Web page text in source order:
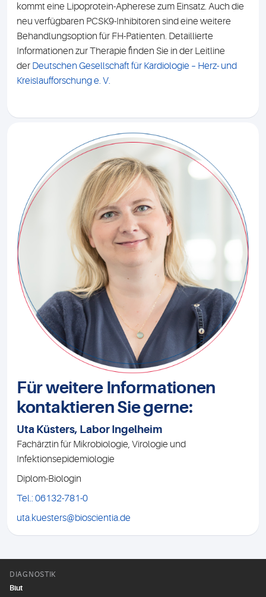
kommt eine Lipoprotein-Apherese zum Einsatz. Auch die
neu verfügbaren PCSK9-Inhibitoren sind eine weitere
Behandlungsoption für FH-Patienten. Detaillierte
Informationen zur Therapie finden Sie in der Leitline
der Deutschen Gesellschaft für Kardiologie – Herz- und
Kreislaufforschung e. V.
Für weitere Informationen
kontaktieren Sie gerne:
Uta Küsters, Labor Ingelheim
Fachärztin für Mikrobiologie, Virologie und
Infektionsepidemiologie
Diplom-Biologin
Tel.: 06132-781-0
uta.kuesters@bioscientia.de
DIAGNOSTIK
Blut